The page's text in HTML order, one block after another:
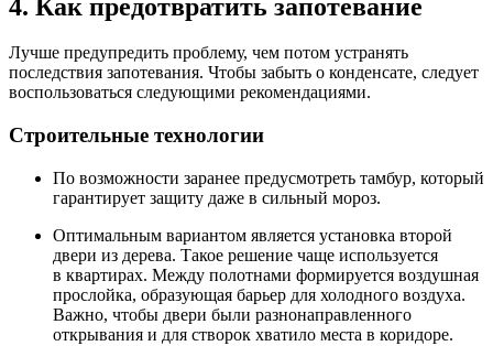
4. Как предотвратить запотевание
Лучше предупредить проблему, чем потом устранять
последствия запотевания. Чтобы забыть о конденсате, следует
воспользоваться следующими рекомендациями.
Строительные технологии
По возможности заранее предусмотреть тамбур, который
гарантирует защиту даже в сильный мороз.
Оптимальным вариантом является установка второй
двери из дерева. Такое решение чаще используется
в квартирах. Между полотнами формируется воздушная
прослойка, образующая барьер для холодного воздуха.
Важно, чтобы двери были разнонаправленного
открывания и для створок хватило места в коридоре.